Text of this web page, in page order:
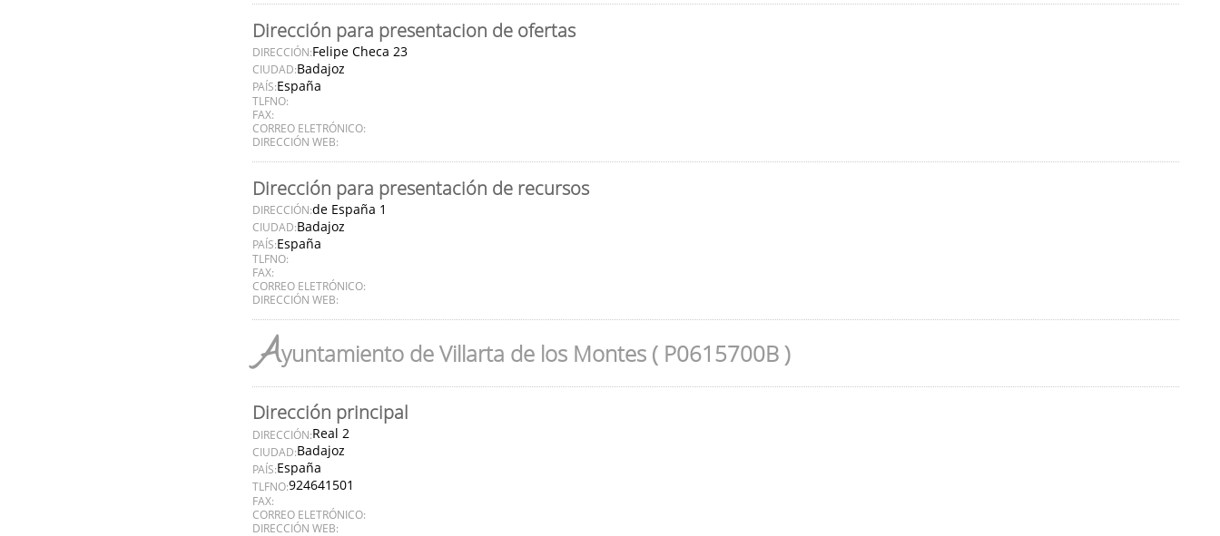
Dirección para presentacion de ofertas
DIRECCIÓN:Felipe Checa 23
CIUDAD:Badajoz
PAÍS:España
TLFNO:
FAX:
CORREO ELETRÓNICO:
DIRECCIÓN WEB:
Dirección para presentación de recursos
DIRECCIÓN:de España 1
CIUDAD:Badajoz
PAÍS:España
TLFNO:
FAX:
CORREO ELETRÓNICO:
DIRECCIÓN WEB:
Ayuntamiento de Villarta de los Montes ( P0615700B )
Dirección principal
DIRECCIÓN:Real 2
CIUDAD:Badajoz
PAÍS:España
TLFNO:924641501
FAX:
CORREO ELETRÓNICO:
DIRECCIÓN WEB: